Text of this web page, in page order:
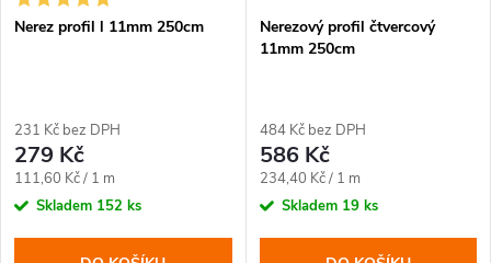
Nerez profil l 11mm 250cm
231 Kč bez DPH
279 Kč
Měrná
cena:
111,60 Kč / 1 m
Skladem 152 ks
Nerezový profil čtvercový
11mm 250cm
484 Kč bez DPH
586 Kč
Měrná
cena:
234,40 Kč / 1 m
Skladem 19 ks